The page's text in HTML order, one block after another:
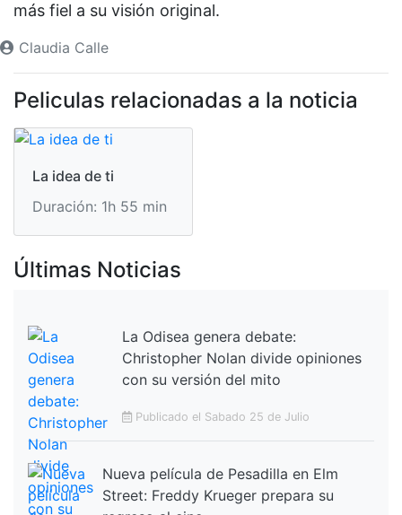
más fiel a su visión original.
Claudia Calle
Peliculas relacionadas a la noticia
La idea de ti
Duración: 1h 55 min
Últimas Noticias
La Odisea genera debate:
Christopher Nolan divide opiniones
con su versión del mito
Publicado el Sabado 25 de Julio
Nueva película de Pesadilla en Elm
Street: Freddy Krueger prepara su